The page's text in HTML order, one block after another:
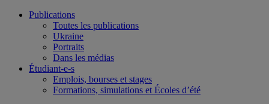
Publications
Toutes les publications
Ukraine
Portraits
Dans les médias
Étudiant-e-s
Emplois, bourses et stages
Formations, simulations et Écoles d’été